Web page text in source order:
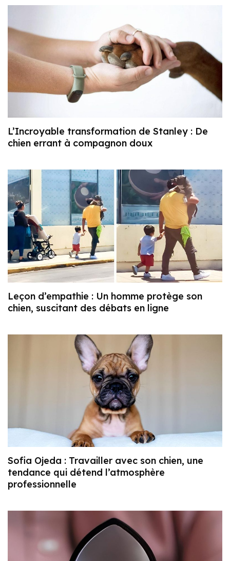
L’Incroyable transformation de Stanley : De
chien errant à compagnon doux
Leçon d’empathie : Un homme protège son
chien, suscitant des débats en ligne
Sofia Ojeda : Travailler avec son chien, une
tendance qui détend l’atmosphère
professionnelle